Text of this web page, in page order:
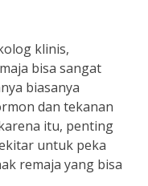
klinis,
bisa sangat
biasanya
dan tekanan
itu, penting
untuk peka
remaja yang bisa